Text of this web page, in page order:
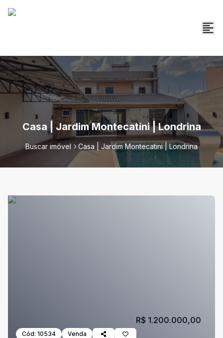
Casa | Jardim Montecatini | Londrina
Buscar imóvel Casa | Jardim Montecatini | Londrina
Cód: 10534 Venda
R$ 1.200.000,00